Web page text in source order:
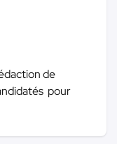
de
pour